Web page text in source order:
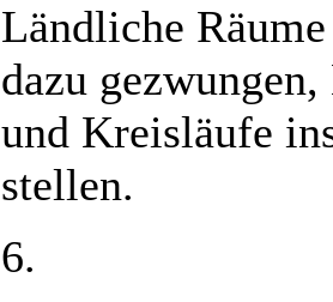
Ländliche
dazu
und Kreisläufe
stellen.
6.